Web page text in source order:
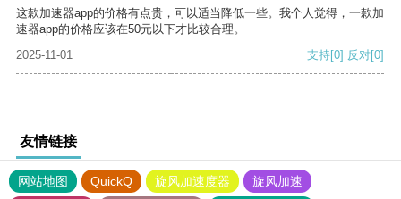
这款加速器app的价格有点贵，可以适当降低一些。我个人觉得，一款加
速器app的价格应该在50元以下才比较合理。
2025-11-01
支持[0] 反对[0]
友情链接
网站地图 QuickQ 旋风加速度器
旋风加速